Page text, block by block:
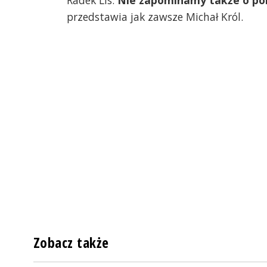
przedstawia jak zawsze Michał Król.
Zobacz także